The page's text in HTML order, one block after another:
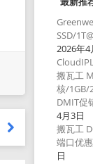
SSD/
2026年4
搬瓦工
核/1GB/
DMIT促
4月3日
搬瓦工
端口优
日